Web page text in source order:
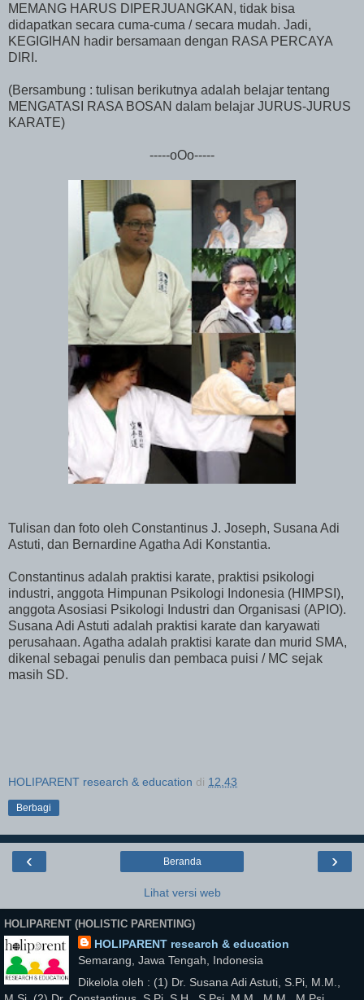
MEMANG HARUS DIPERJUANGKAN, tidak bisa
didapatkan secara cuma-cuma / secara mudah. Jadi,
KEGIGIHAN hadir bersamaan dengan RASA PERCAYA
DIRI.
(Bersambung : tulisan berikutnya adalah belajar tentang
MENGATASI RASA BOSAN dalam belajar JURUS-JURUS
KARATE)
-----oOo-----
Tulisan dan foto oleh Constantinus J. Joseph, Susana Adi
Astuti, dan Bernardine Agatha Adi Konstantia.
Constantinus adalah praktisi karate, praktisi psikologi
industri, anggota Himpunan Psikologi Indonesia (HIMPSI),
anggota Asosiasi Psikologi Industri dan Organisasi (APIO).
Susana Adi Astuti adalah praktisi karate dan karyawati
perusahaan. Agatha adalah praktisi karate dan murid SMA,
dikenal sebagai penulis dan pembaca puisi / MC sejak
masih SD.
HOLIPARENT research & education di 12.43
Berbagi
‹ ›
Beranda
Lihat versi web
HOLIPARENT (HOLISTIC PARENTING)
HOLIPARENT research & education
Semarang, Jawa Tengah, Indonesia
Dikelola oleh : (1) Dr. Susana Adi Astuti, S.Pi, M.M.,